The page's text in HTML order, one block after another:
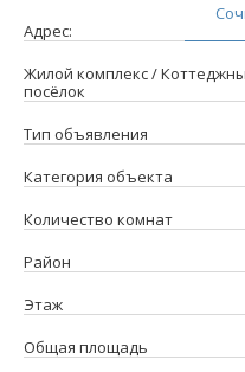
Адрес:
Жилой комплекс /
посёлок
Тип объявления
Категория объекта
Количество комнат
Район
Этаж
Общая площадь